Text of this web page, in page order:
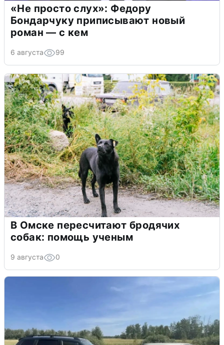
«Не просто слух»: Федору
Бондарчуку приписывают новый
роман — с кем
6 августа 99
В Омске пересчитают бродячих
собак: помощь ученым
9 августа 0